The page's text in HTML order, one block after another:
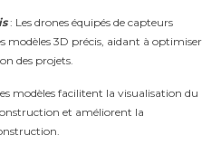
: Les drones équipés de capteurs
modèles 3D précis, aidant à optimiser
des projets.
modèles facilitent la visualisation du
et améliorent la